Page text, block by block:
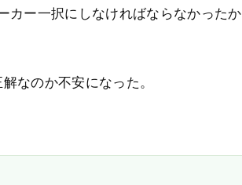
カー一択にしなければならなかったか
なのか不安になった。